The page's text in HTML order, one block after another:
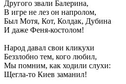
Другого звали Балерина,
В игре не лез он напролом,
Был Мотя, Кот, Колдак, Дубина
И даже Феня-костолом!
Народ давал свои кликухи
Беззлобно тем, кого любил,
Мы помним, как ходили слухи:
Щегла-то Киев заманил!